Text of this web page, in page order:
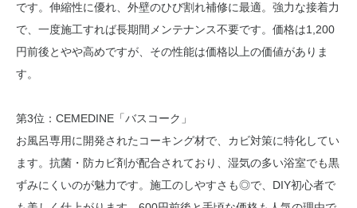
です。伸縮性に優れ、外壁のひび割れ補修に最適。強力な接着力
で、一度施工すれば長期間メンテナンス不要です。価格は1,200
円前後とやや高めですが、その性能は価格以上の価値がありま
す。
第3位：CEMEDINE「バスコーク」
お風呂専用に開発されたコーキング材で、カビ対策に特化してい
ます。抗菌・防カビ剤が配合されており、湿気の多い浴室でも黒
ずみにくいのが魅力です。施工のしやすさも◎で、DIY初心者で